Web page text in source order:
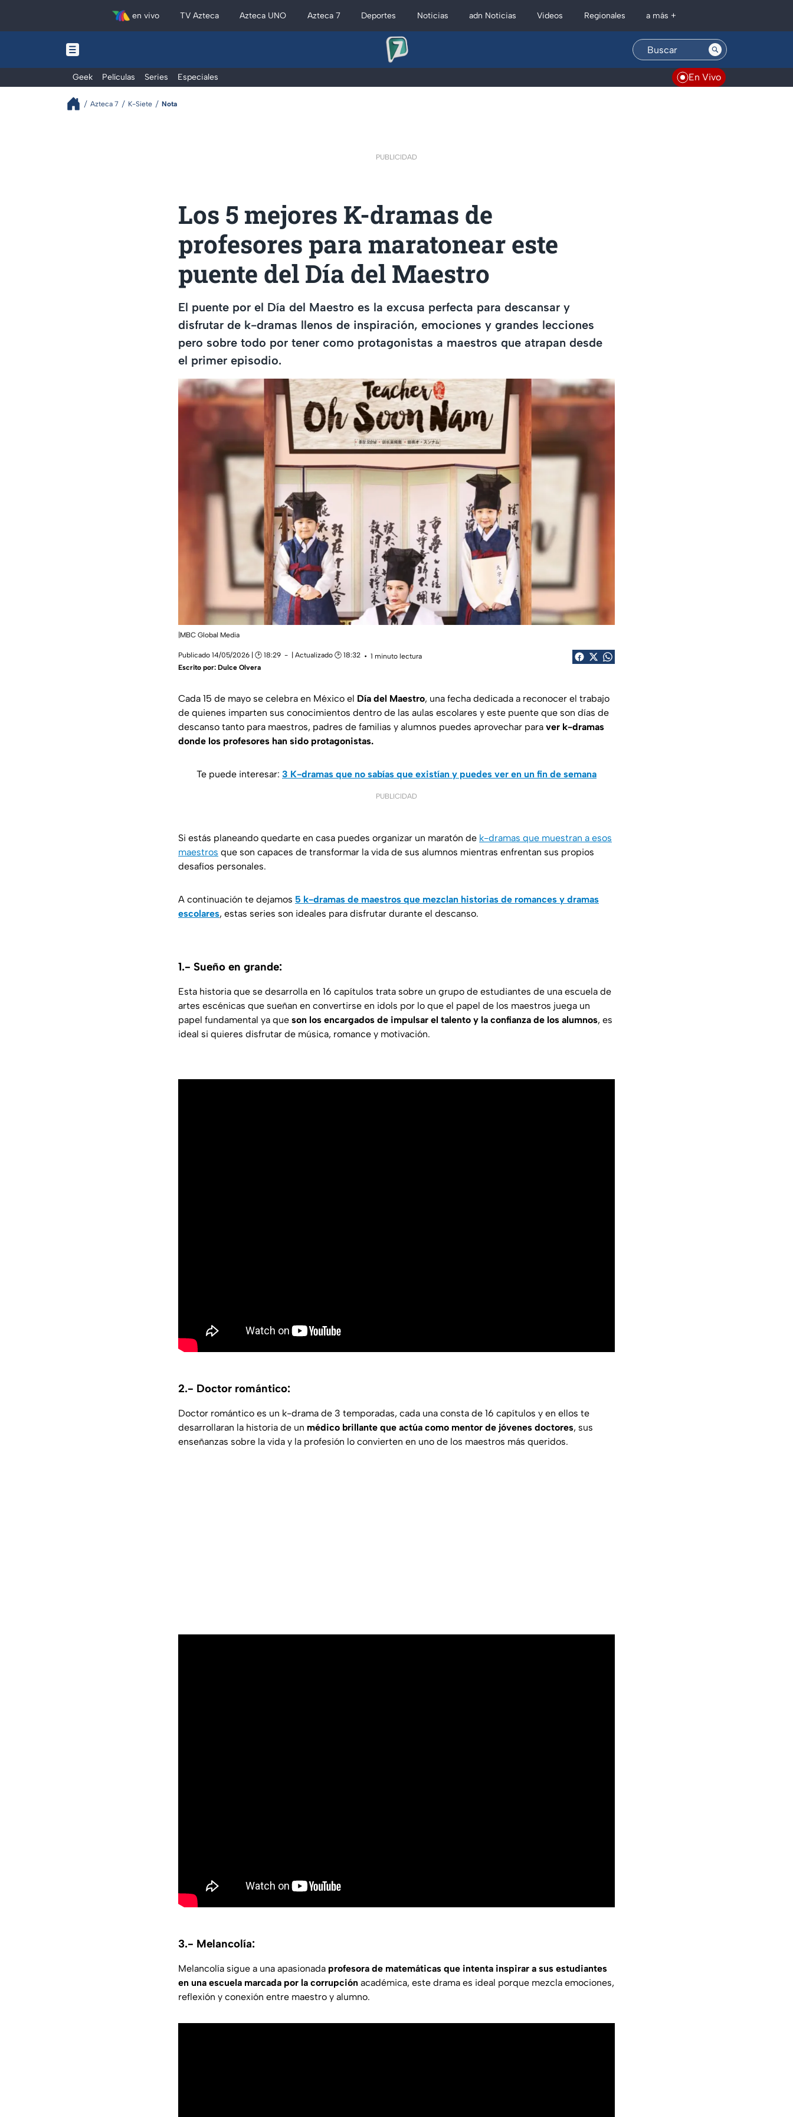
en vivo TV Azteca Azteca UNO Azteca 7 Deportes Noticias adn Noticias Videos Regionales a más +
Geek Películas Series Especiales En Vivo
Azteca 7 K-Siete Nota
PUBLICIDAD
Los 5 mejores K-dramas de
profesores para maratonear este
puente del Día del Maestro
El puente por el Día del Maestro es la excusa perfecta para descansar y
disfrutar de k-dramas llenos de inspiración, emociones y grandes lecciones
pero sobre todo por tener como protagonistas a maestros que atrapan desde
el primer episodio.
|MBC Global Media
Publicado 14/05/2026 | 🕑 18:29 | Actualizado 🕑 18:32
1 minuto lectura
Escrito por: Dulce Olvera
Cada 15 de mayo se celebra en México el Día del Maestro, una fecha dedicada a reconocer el trabajo
de quienes imparten sus conocimientos dentro de las aulas escolares y este puente que son días de
descanso tanto para maestros, padres de familias y alumnos puedes aprovechar para ver k-dramas
donde los profesores han sido protagonistas.
Te puede interesar: 3 K-dramas que no sabías que existían y puedes ver en un fin de semana
PUBLICIDAD
Si estás planeando quedarte en casa puedes organizar un maratón de k-dramas que muestran a esos
maestros que son capaces de transformar la vida de sus alumnos mientras enfrentan sus propios
desafíos personales.
A continuación te dejamos 5 k-dramas de maestros que mezclan historias de romances y dramas
escolares, estas series son ideales para disfrutar durante el descanso.
1.- Sueño en grande:
Esta historia que se desarrolla en 16 capítulos trata sobre un grupo de estudiantes de una escuela de
artes escénicas que sueñan en convertirse en idols por lo que el papel de los maestros juega un
papel fundamental ya que son los encargados de impulsar el talento y la confianza de los alumnos, es
ideal si quieres disfrutar de música, romance y motivación.
2.- Doctor romántico:
Doctor romántico es un k-drama de 3 temporadas, cada una consta de 16 capítulos y en ellos te
desarrollaran la historia de un médico brillante que actúa como mentor de jóvenes doctores, sus
enseñanzas sobre la vida y la profesión lo convierten en uno de los maestros más queridos.
3.- Melancolía:
Melancolía sigue a una apasionada profesora de matemáticas que intenta inspirar a sus estudiantes
en una escuela marcada por la corrupción académica, este drama es ideal porque mezcla emociones,
reflexión y conexión entre maestro y alumno.